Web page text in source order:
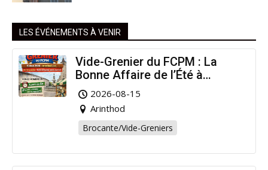
LES ÉVÉNEMENTS À VENIR
Vide-Grenier du FCPM : La
Bonne Affaire de l’Été à
Arinthod !
2026-08-15
Arinthod
Brocante/Vide-Greniers